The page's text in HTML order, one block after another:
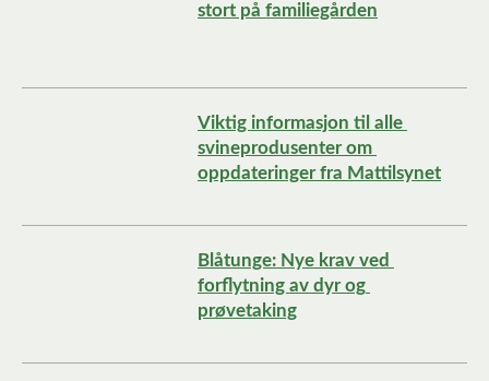
stort på familiegården
Viktig informasjon til alle
svineprodusenter om
oppdateringer fra Mattilsynet
Blåtunge: Nye krav ved
forflytning av dyr og
prøvetaking